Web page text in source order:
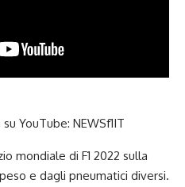
YouTube: NEWSf1IT
mondiale di F1 2022 sulla
e dagli pneumatici diversi.